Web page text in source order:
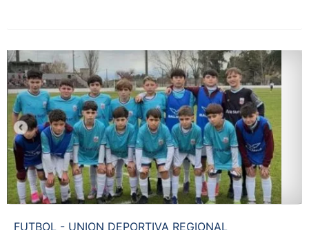
FUTBOL - UNION DEPORTIVA REGIONAL